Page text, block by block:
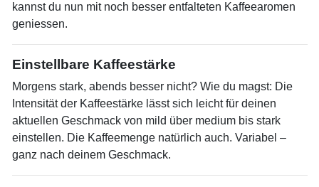
kannst du nun mit noch besser entfalteten Kaffeearomen
geniessen.
Einstellbare Kaffeestärke
Morgens stark, abends besser nicht? Wie du magst: Die
Intensität der Kaffeestärke lässt sich leicht für deinen
aktuellen Geschmack von mild über medium bis stark
einstellen. Die Kaffeemenge natürlich auch. Variabel –
ganz nach deinem Geschmack.